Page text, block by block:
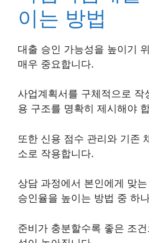
이는 방법
대출 승인 가능성을 높이기
매우 중요합니다.
사업계획서를 구체적으로 작
용 구조를 명확히 제시해야
또한 신용 점수 관리와 기존
소로 작용합니다.
상담 과정에서 본인에게 맞
승인율을 높이는 방법 중 하
준비가 충분할수록 좋은 조